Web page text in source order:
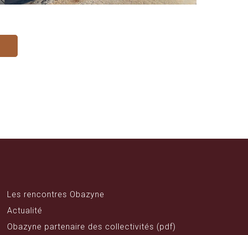
Les rencontres Obazyne
Actualité
Obazyne partenaire des collectivités (pdf)